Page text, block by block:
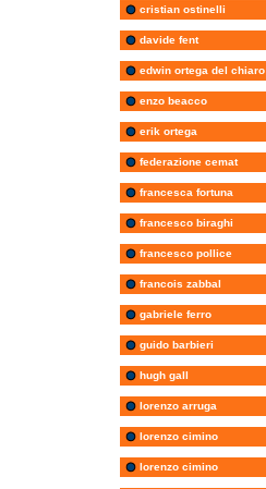
cristian ostinelli
davide fent
edwin ortega del chiaro
enzo beacco
erik ortega
federazione cemat
francesca fortuna
francesco biraghi
francesco pollice
francois zabbal
gabriele ferro
guido barbieri
hugh gall
lorenzo arruga
lorenzo cimino
lorenzo cimino